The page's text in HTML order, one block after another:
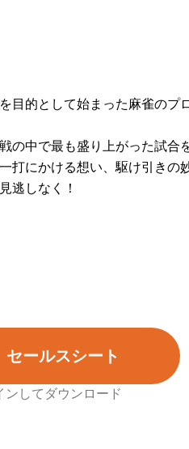
目的として始まった麻雀のプ
の中で最も盛り上がった試合
打にかける想い、駆け引きの
逃しなく！
セールスシート
ンしてダウンロード